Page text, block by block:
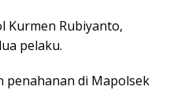
Kurmen Rubiyanto,
pelaku.
penahanan di Mapolsek